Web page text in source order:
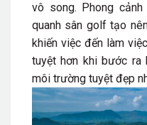
vô song. Phong
quanh sân golf tạo
khiến việc đến làm
tuyệt hơn khi bước ra
môi trường tuyệt đẹp